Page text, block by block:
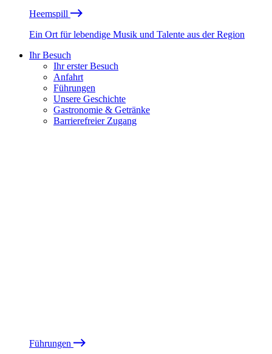
Heemspill
Ein Ort für lebendige Musik und Talente aus der Region
Ihr Besuch
Ihr erster Besuch
Anfahrt
Führungen
Unsere Geschichte
Gastronomie & Getränke
Barrierefreier Zugang
Führungen